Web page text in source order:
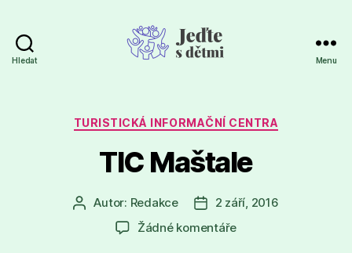
Hledat Menu
Rubriky
TURISTICKÁ INFORMAČNÍ CENTRA
TIC Maštale
Autor
příspěvku
Autor: Redakce
Datum
příspěvku
2 září, 2016
Žádné komentářeu